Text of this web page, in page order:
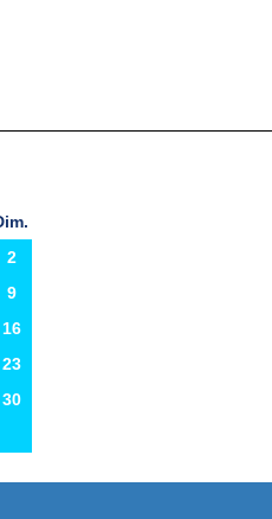
2
9
16
23
30